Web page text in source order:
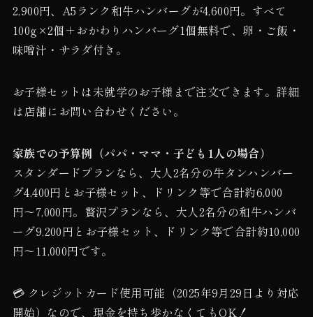
2,900円、A5ランク和牛ハンバーグが4,600円。すべて
100g×2個＋おかわりハンバーグ1個無料で、卵・ご飯・
味噌汁・サラダ付き。
お子様セットは未就学のお子様まで注文できます。詳細
は店舗にお問い合わせください。
家族での予算例（パパ・ママ・子ども1人の場合）
スタンダードプランなら、大人2名分の牛タンハンバー
グ4,400円とお子様セット、ドリンク等で合計約6,000
円〜7,000円。贅沢プランなら、大人2名分の和牛ハンバ
ーグ9,200円とお子様セット、ドリンク等で合計約10,000
円〜11,000円です。
💳 クレジットカード使用可能（2025年9月29日より対応
開始）なので、現金を持ち歩かなくてもOK！